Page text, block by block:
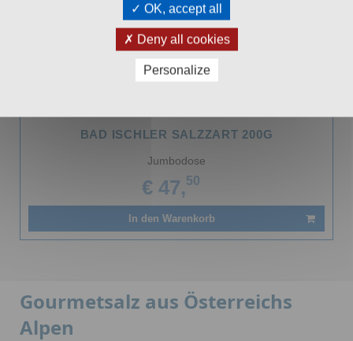
BAD ISCHLER SALZZART 200G
Jumbodose
€ 47,50
In den Warenkorb
Gourmetsalz aus Österreichs
Alpen
OK, accept all
Deny all cookies
Personalize